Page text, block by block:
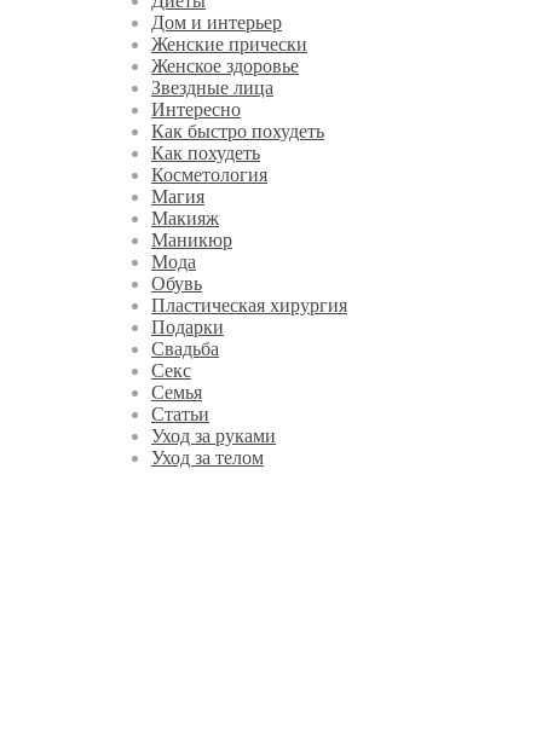
Дом и интерьер
Женские прически
Женское здоровье
Звездные лица
Интересно
Как быстро похудеть
Как похудеть
Косметология
Магия
Макияж
Маникюр
Мода
Обувь
Пластическая хирургия
Подарки
Свадьба
Секс
Семья
Статьи
Уход за руками
Уход за телом